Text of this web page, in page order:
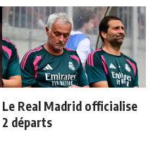
Le Real Madrid officialise
2 départs